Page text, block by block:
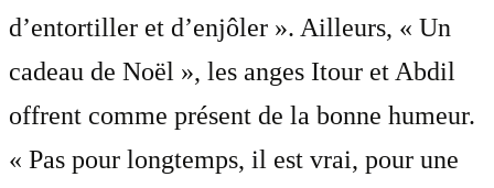
d’entortiller et d’enjôler ». Ailleurs, « Un
cadeau de Noël », les anges Itour et Abdil
offrent comme présent de la bonne humeur.
« Pas pour longtemps, il est vrai, pour une